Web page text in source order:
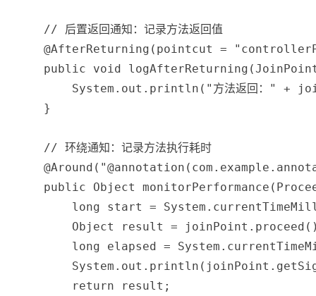
// 后置返回通知：记录方法返回值
@AfterReturning ( pointcut =
public
void logAfterReturning (
System . out . println ( "方法返回：" +
}
// 环绕通知：记录方法执行耗时
@Around (
public
Object monitorPerformance (
long start = System .
Object
result = joinPoint . proceed (
long elapsed = System .
System . out . println ( joinPoint .
return result ;